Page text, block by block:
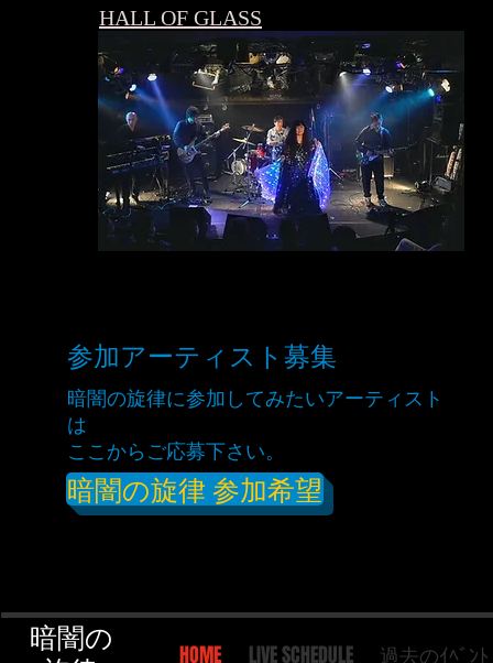
HALL OF GLASS
参加アーティスト募集
暗闇の旋律に参加してみたいアーティスト
は
ここからご応募下さい。
暗闇の旋律 参加希望
暗闇の
HOME LIVE SCHEDULE 過去のｲﾍﾞﾝﾄ